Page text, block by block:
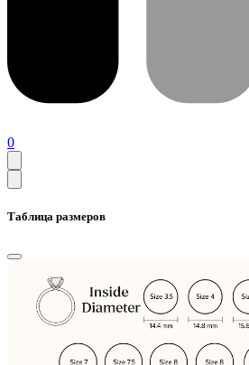
0
Таблица размеров